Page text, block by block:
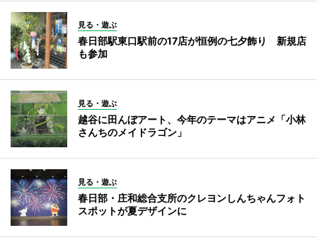
見る・遊ぶ
春日部駅東口駅前の17店が恒例の七夕飾り 新規店
も参加
見る・遊ぶ
越谷に田んぼアート、今年のテーマはアニメ「小林
さんちのメイドラゴン」
見る・遊ぶ
春日部・庄和総合支所のクレヨンしんちゃんフォト
スポットが夏デザインに